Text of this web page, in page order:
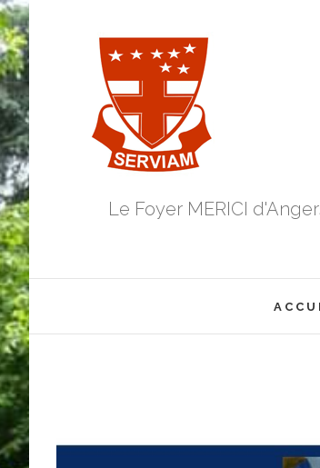
Skip
to
content
Le Foyer MERICI
for:
Larger